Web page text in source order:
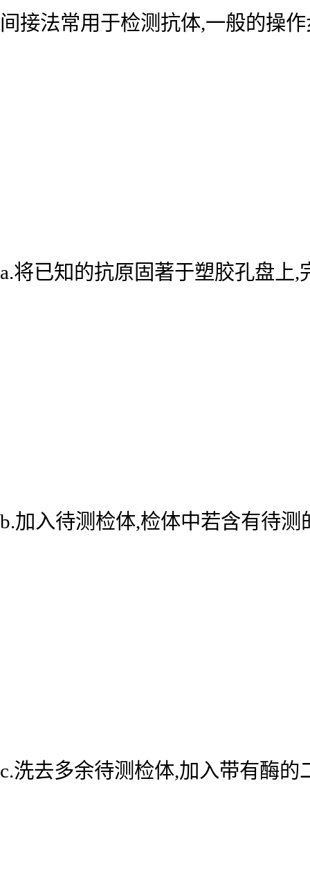
间接法常用于检测抗体,一般的操
a.将已知的抗原固著于塑胶孔盘上
b.加入待测检体,检体中若含有待
c.洗去多余待测检体,加入带有酶